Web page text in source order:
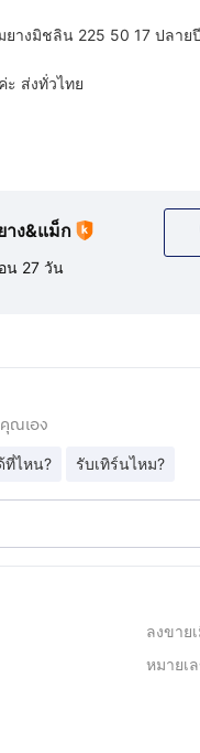
างมิชลิน 225 50 17 ปลาย
ะ ส่งทั่วไทย
าง&แม็ก
น 27 วัน
ณเอง
ที่ไหน? รับเทิร์นไหม?
ลงขาย
หมายเ